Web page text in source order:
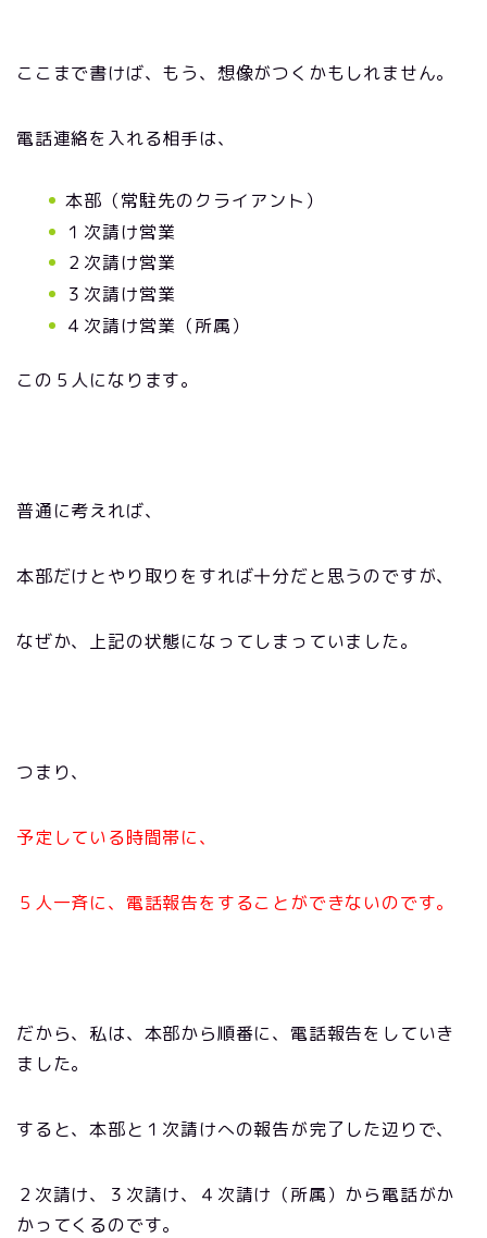
ここまで書けば、もう、想像がつくかもしれません。
電話連絡を入れる相手は、
本部（常駐先のクライアント）
１次請け営業
２次請け営業
３次請け営業
４次請け営業（所属）
この５人になります。
普通に考えれば、
本部だけとやり取りをすれば十分だと思うのですが、
なぜか、上記の状態になってしまっていました。
つまり、
予定している時間帯に、
５人一斉に、電話報告をすることができないのです。
だから、私は、本部から順番に、電話報告をしていき
ました。
すると、本部と１次請けへの報告が完了した辺りで、
２次請け、３次請け、４次請け（所属）から電話がか
かってくるのです。